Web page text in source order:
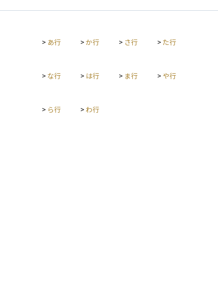
> あ行 >か行 > さ行 > た行
> な行 > は行 > ま行 > や行
> ら行 > わ行